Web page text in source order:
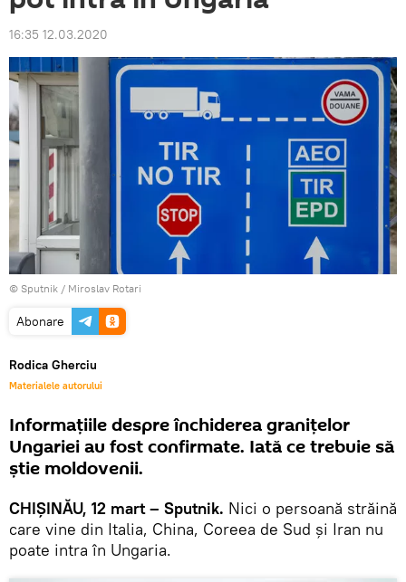
16:35 12.03.2020
© Sputnik / Miroslav Rotari
Abonare
Rodica Gherciu
Materialele autorului
Informațiile despre închiderea granițelor
Ungariei au fost confirmate. Iată ce trebuie să
știe moldovenii.
CHIȘINĂU, 12 mart – Sputnik. Nici o persoană străină
care vine din Italia, China, Coreea de Sud și Iran nu
poate intra în Ungaria.